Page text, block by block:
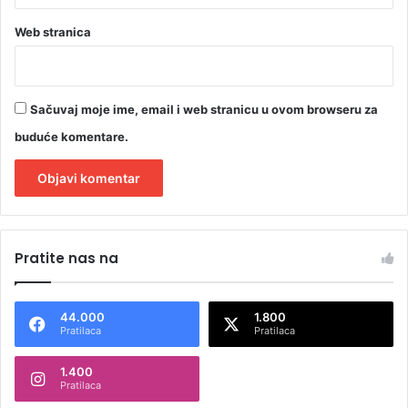
Web stranica
Sačuvaj moje ime, email i web stranicu u ovom browseru za
buduće komentare.
t
n
t
Pratite nas na
44.000
Pratilaca
1.800
Pratilaca
1.400
Pratilaca